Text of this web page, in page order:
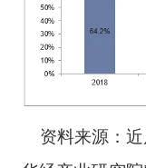
资料来源：